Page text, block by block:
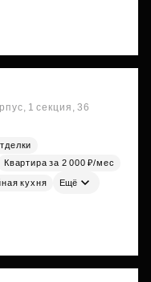
1 секция, 36
Квартира за 2 000 ₽/мес
кухня Ещё